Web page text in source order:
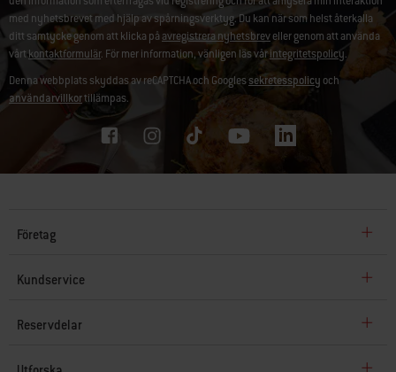
med nyhetsbrevet med hjälp av spårningsverktyg. Du kan när som helst återkalla
ditt samtycke genom att klicka på avregistrera nyhetsbreveller genom att använda
vårt kontaktformulär. För mer information, vänligen läs vårintegritetspolicy.
Denna webbplats skyddas av reCAPTCHA och Googlessekretesspolicy och
användarvillkortillämpas.
Företag
Kundservice
Reservdelar